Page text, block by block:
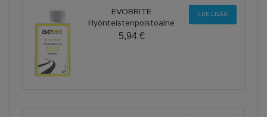
EVOBRITE
Hyönteistenpoistoaine
5,94 €
LUE LISÄÄ